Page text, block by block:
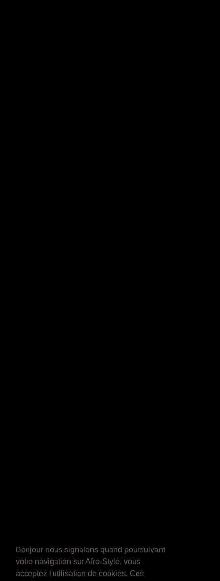
Bonjour nous signalons quand poursuivant
votre navigation sur Afro-Style, vous
acceptez l'utilisation de cookies. Ces